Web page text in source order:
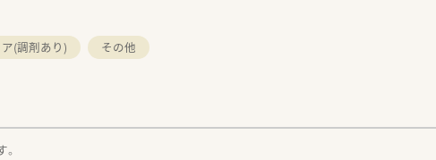
(調剤あり) その他